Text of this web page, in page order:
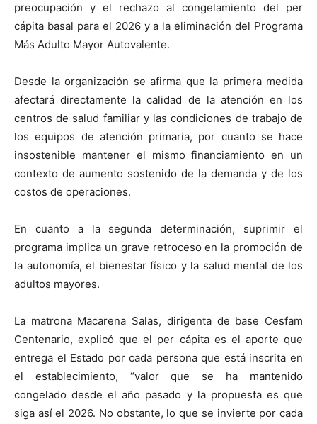
preocupación y el rechazo al congelamiento del per
cápita basal para el 2026 y a la eliminación del Programa
Más Adulto Mayor Autovalente.
Desde la organización se afirma que la primera medida
afectará directamente la calidad de la atención en los
centros de salud familiar y las condiciones de trabajo de
los equipos de atención primaria, por cuanto se hace
insostenible mantener el mismo financiamiento en un
contexto de aumento sostenido de la demanda y de los
costos de operaciones.
En cuanto a la segunda determinación, suprimir el
programa implica un grave retroceso en la promoción de
la autonomía, el bienestar físico y la salud mental de los
adultos mayores.
La matrona Macarena Salas, dirigenta de base Cesfam
Centenario, explicó que el per cápita es el aporte que
entrega el Estado por cada persona que está inscrita en
el establecimiento, “valor que se ha mantenido
congelado desde el año pasado y la propuesta es que
siga así el 2026. No obstante, lo que se invierte por cada